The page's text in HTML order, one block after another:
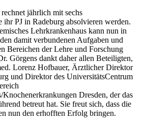
jährlich mit sechs
ihr PJ in Radeburg absolvieren werden.
Lehrkrankenhaus kann nun in
damit verbundenen Aufgaben und
Bereichen der Lehre und Forschung
Görgens dankt daher allen Beteiligten,
Lorenz Hofbauer, Ärztlicher Direktor
und Direktor des UniversitätsCentrum
Dresden, der das
betreut hat. Sie freut sich, dass die
nun den erhofften Erfolg bringen.